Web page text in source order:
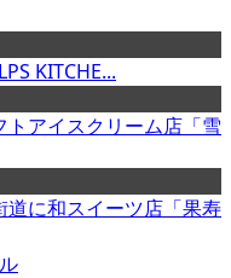
KITCHE...
アイスクリーム店「雪
に和スイーツ店「果寿